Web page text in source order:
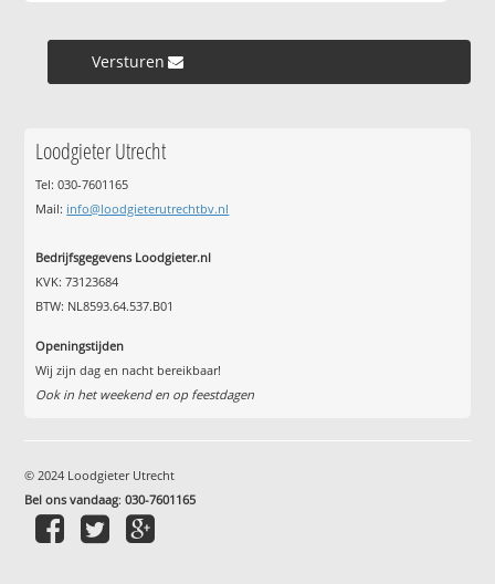
Versturen »
Loodgieter Utrecht
Tel: 030-7601165
Mail: info@loodgieterutrechtbv.nl
Bedrijfsgegevens Loodgieter.nl
KVK: 73123684
BTW: NL8593.64.537.B01
Openingstijden
Wij zijn dag en nacht bereikbaar!
Ook in het weekend en op feestdagen
© 2024 Loodgieter Utrecht
Bel ons vandaag:030-7601165